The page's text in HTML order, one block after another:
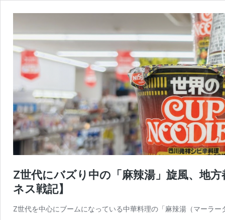
Z世代にバズり中の「麻辣湯」旋風、地
ネス戦記】
Z世代を中心にブームになっている中華料理の「麻辣湯（マーラ